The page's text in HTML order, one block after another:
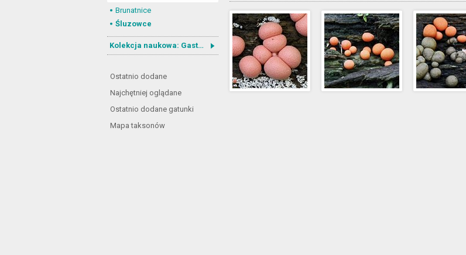
Brunatnice
Śluzowce
Kolekcja naukowa: Gastrotricha
Ostatnio dodane
Najchętniej oglądane
Ostatnio dodane gatunki
Mapa taksonów